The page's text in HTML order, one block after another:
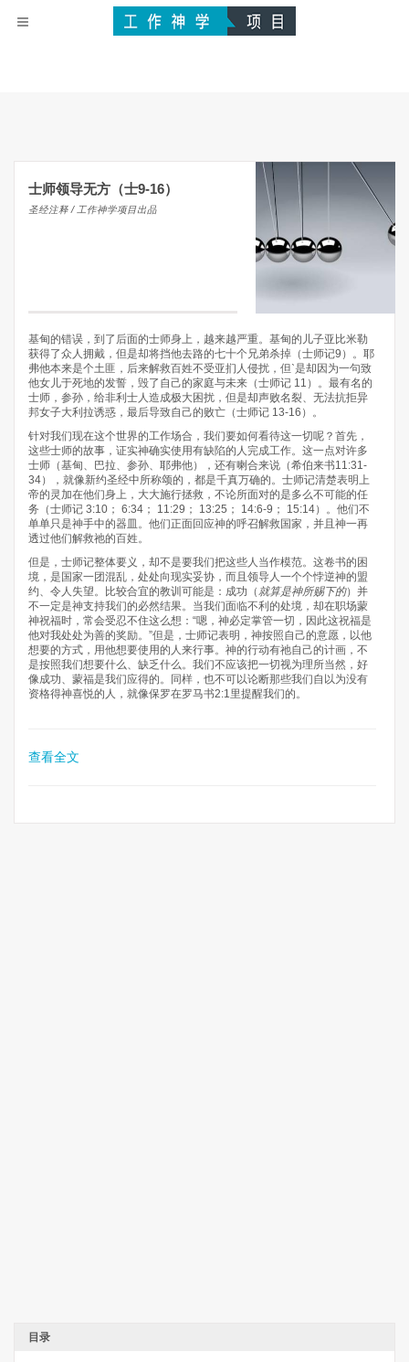
士师领导无方（士9-16）
圣经注释 / 工作神学项目出品
基甸的错误，到了后面的士师身上，越来越严重。基甸的儿子亚比米勒
获得了众人拥戴，但是却将挡他去路的七十个兄弟杀掉（士师记9）。耶
弗他本来是个土匪，后来解救百姓不受亚扪人侵扰，但ˋ是却因为一句致
他女儿于死地的发誓，毁了自己的家庭与未来（士师记 11）。最有名的
士师，参孙，给非利士人造成极大困扰，但是却声败名裂、无法抗拒异
邦女子大利拉诱惑，最后导致自己的败亡（士师记 13-16）。
针对我们现在这个世界的工作场合，我们要如何看待这一切呢？首先，
这些士师的故事，证实神确实使用有缺陷的人完成工作。这一点对许多
士师（基甸、巴拉、参孙、耶弗他），还有喇合来说（希伯来书11:31-
34），就像新约圣经中所称颂的，都是千真万确的。士师记清楚表明上
帝的灵加在他们身上，大大施行拯救，不论所面对的是多么不可能的任
务（士师记 3:10； 6:34； 11:29； 13:25； 14:6-9； 15:14）。他们不
单单只是神手中的器皿。他们正面回应神的呼召解救国家，并且神一再
透过他们解救祂的百姓。
但是，士师记整体要义，却不是要我们把这些人当作模范。这卷书的困
境，是国家一团混乱，处处向现实妥协，而且领导人一个个悖逆神的盟
约、令人失望。比较合宜的教训可能是：成功（就算是神所赐下的）并
不一定是神支持我们的必然结果。当我们面临不利的处境，却在职场蒙
神祝福时，常会受忍不住这么想：“嗯，神必定掌管一切，因此这祝福是
他对我处处为善的奖励。”但是，士师记表明，神按照自己的意愿，以他
想要的方式，用他想要使用的人来行事。神的行动有祂自己的计画，不
是按照我们想要什么、缺乏什么。我们不应该把一切视为理所当然，好
像成功、蒙福是我们应得的。同样，也不可以论断那些我们自以为没有
资格得神喜悦的人，就像保罗在罗马书2:1里提醒我们的。
查看全文
目录